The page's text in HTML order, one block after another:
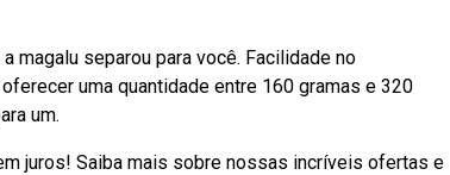
magalu separou para você. Facilidade no
uma quantidade entre 160 gramas e 320
um.
juros! Saiba mais sobre nossas incríveis ofertas e